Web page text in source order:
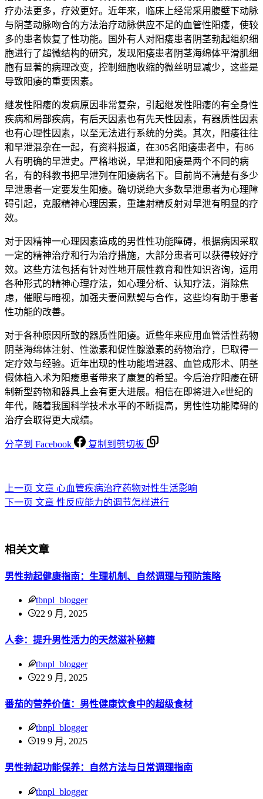
疗办法更多，疗效更好。近年来，临床上经常采用腹壁下动脉
与阴茎动脉吻合的方法治疗动脉供应不足的血管性阳痿，使较
多的患者恢复了性功能。国外有人对阳痿患者阴茎勃起组织细
胞进行了超微结构的研究，发现阳痿患者阴茎海绵体平滑肌细
胞有显著的病理改变，控制细胞收缩的微丝明显减少，这些是
导致阳痿的重要因素。
继发性阳痿的发病原因非常复杂，引起继发性阳痿的有全身性
疾病和局部疾病，有后天因素也有先天性因素，有器质性因素
也有心理性因素，以至无法进行系统的分类。其次，阳痿往往
和早泄混杂在一起，有资料报道，在305名阳痿患者中，有86
人有明确的早泄史。严格地说，早泄和阳痿是两个不同的病
名，有的科教书把早泄列在阳痿病名下。目前尚不清楚有多少
早泄患者一定要发生阳痿。确切说绝大多数早泄患者为心理障
碍引起，克服精神心理因素，重建射精反射对早泄有明显的疗
效。
对于因精神一心理因素造成的男性性功能障碍，根据病因采取
一定的精神治疗和行为治疗措施，大部分患者可以获得较好疗
效。这些方法包括有针对性地开展性教育和性知识咨询，运用
各种形式的精神心理疗法，如心理分析、认知疗法，消除焦
虑，催眠与暗视，加强夫妻间默契与合作，这些均有助于患者
性功能的改善。
对于各种原因所致的器质性阳痿。近些年来应用血管活性药物
阴茎海绵体注射、性激素和促性腺激素的药物治疗，巳取得一
定疗效与经验。近年出现的性功能增进器、血管成形术、阴茎
假体植入术为阳痿患者带来了康复的希望。今后治疗阳痿在研
制新型药物和器具上会有更大进展。相信在即将进入e世纪的
年代，随着我国科学技术水平的不断提高，男性性功能障碍的
治疗会取得更大成绩。
分享到 Facebook 复制到剪切板
上一页 文章 心血管疾病治疗药物对性生活影响
下一页 文章 性反应能力的调节怎样进行
相关文章
男性勃起健康指南：生理机制、自然调理与预防策略
tbnpl_blogger
22 9 月, 2025
人参：提升男性活力的天然滋补秘籍
tbnpl_blogger
22 9 月, 2025
番茄的营养价值：男性健康饮食中的超级食材
tbnpl_blogger
19 9 月, 2025
男性勃起功能保养：自然方法与日常调理指南
tbnpl_blogger